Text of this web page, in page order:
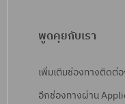
พูดคุยกับเรา
เพิ่มเติมช่องทางติดต่
อีกช่องทางผ่าน